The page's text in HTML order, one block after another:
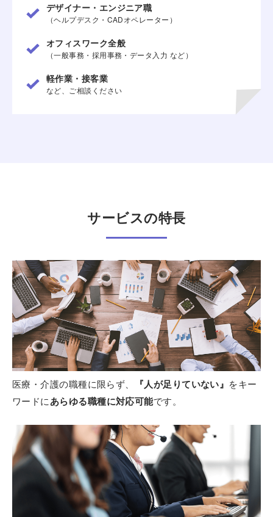
デザイナー・エンジニア職
（ヘルプデスク・CADオペレーター）
オフィスワーク全般
（一般事務・採用事務・データ入力 など）
軽作業・接客業
など、ご相談ください
サービスの特長
医療・介護の職種に限らず、 『人が足りていない』 をキー
ワードにあらゆる職種に対応可能です。